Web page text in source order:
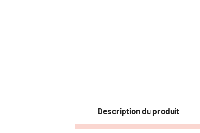
Description du produit